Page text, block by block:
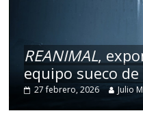
REANIMAL,
equipo sueco
27 febrero, 2026 Julio